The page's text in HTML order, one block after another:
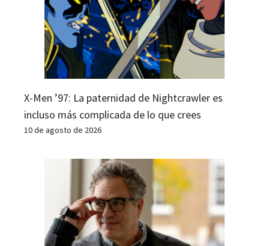
X-Men ’97: La paternidad de Nightcrawler es
incluso más complicada de lo que crees
10 de agosto de 2026